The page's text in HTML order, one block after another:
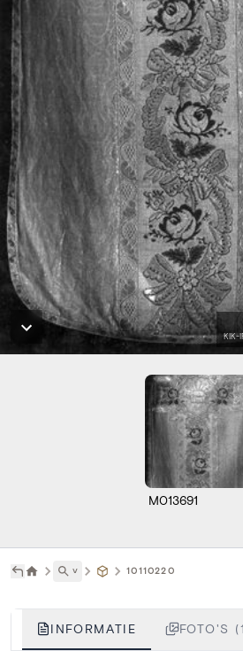
KIK-
M013691
˅ 10110220
INFORMATIE FOTO'S